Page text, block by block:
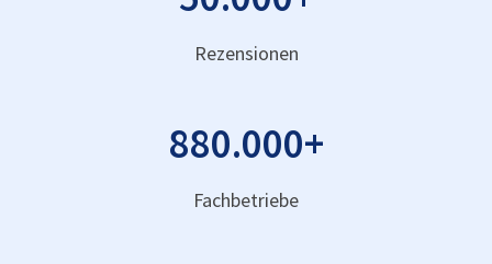
Rezensionen
880.000+
Fachbetriebe